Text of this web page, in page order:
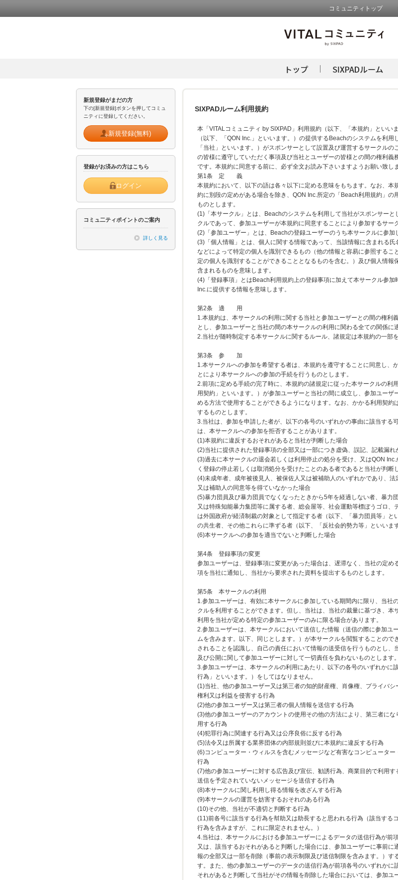
コミュニティトップ
新規登録がまだの方
下の[新規登録]ボタンを押してコミュ
ニティに登録してください。
新規登録(無料)
登録がお済みの方はこちら
ログイン
コミュ二ティポイントのご案内
詳しく見る
SIXPADルーム利用規約
本「VITALコミュニティ by SIXPAD」利用規約（以下、「本規約」といい
（以下、「QON Inc.」といいます。）の提供するBeachのシステムを利用
「当社」といいます。）がスポンサーとして設置及び運営するサークルの
の皆様に遵守していただく事項及び当社とユーザーの皆様との間の権利義
です。本規約に同意する前に、必ず全文お読み下さいますようお願い致しま
第1条 定 義
本規約において、以下の語は各々以下に定める意味をもちます。なお、本
約に別段の定めがある場合を除き、QON Inc.所定の「Beach利用規約」の
ものとします。
(1)「本サークル」とは、Beachのシステムを利用して当社がスポンサーと
クルであって、参加ユーザーが本規約に同意することにより参加するサー
(2)「参加ユーザー」とは、Beachの登録ユーザーのうち本サークルに参加
(3)「個人情報」とは、個人に関する情報であって、当該情報に含まれる氏
などによって特定の個人を識別できるもの（他の情報と容易に参照するこ
定の個人を識別することができることとなるものを含む。）及び個人情報
含まれるものを意味します。
(4)「登録事項」とはBeach利用規約上の登録事項に加えて本サークル参加
Inc.に提供する情報を意味します。
第2条 適 用
1.本規約は、本サークルの利用に関する当社と参加ユーザーとの間の権利
とし、参加ユーザーと当社の間の本サークルの利用に関わる全ての関係に
2.当社が随時制定する本サークルに関するルール、諸規定は本規約の一部
第3条 参 加
1.本サークルへの参加を希望する者は、本規約を遵守することに同意し、
とにより本サークルへの参加の手続を行うものとします。
2.前項に定める手続の完了時に、本規約の諸規定に従った本サークルの利
用契約」といいます。）が参加ユーザーと当社の間に成立し、参加ユーザ
める方法で使用することができるようになります。なお、かかる利用契約
するものとします。
3.当社は、参加を申請した者が、以下の各号のいずれかの事由に該当する
は、本サークルへの参加を拒否することがあります。
(1)本規約に違反するおそれがあると当社が判断した場合
(2)当社に提供された登録事項の全部又は一部につき虚偽、誤記、記載漏れ
(3)過去に本サークルの退会若しくは利用停止の処分を受け、又はQON
く登録の停止若しくは取消処分を受けたことのある者であると当社が判断
(4)未成年者、成年被後見人、被保佐人又は被補助人のいずれかであり、法
又は補助人の同意等を得ていなかった場合
(5)暴力団員及び暴力団員でなくなったときから5年を経過しない者、暴力
又は特殊知能暴力集団等に属する者、総会屋等、社会運動等標ぼうゴロ、
は外国政府が経済制裁の対象として指定する者（以下、「暴力団員等」と
の共生者、その他これらに準ずる者（以下、「反社会的勢力等」といいま
(6)本サークルへの参加を適当でないと判断した場合
第4条 登録事項の変更
参加ユーザーは、登録事項に変更があった場合は、遅滞なく、当社の定め
項を当社に通知し、当社から要求された資料を提出するものとします。
第5条 本サークルの利用
1.参加ユーザーは、有効に本サークルに参加している期間内に限り、当社
クルを利用することができます。但し、当社は、当社の裁量に基づき、本
利用を当社が定める特定の参加ユーザーのみに限る場合があります。
2.参加ユーザーは、本サークルにおいて送信した情報（送信の際に参加ユ
ムを含みます。以下、同じとします。）が本サークルを閲覧することので
されることを認識し、自己の責任において情報の送受信を行うものとし、
及び公開に関して参加ユーザーに対して一切責任を負わないものとします。
3.参加ユーザーは、本サークルの利用にあたり、以下の各号のいずれかに
行為」といいます。）をしてはなりません。
(1)当社、他の参加ユーザー又は第三者の知的財産権、肖像権、プライバ
権利又は利益を侵害する行為
(2)他の参加ユーザー又は第三者の個人情報を送信する行為
(3)他の参加ユーザーのアカウントの使用その他の方法により、第三者にな
用する行為
(4)犯罪行為に関連する行為又は公序良俗に反する行為
(5)法令又は所属する業界団体の内部規則並びに本規約に違反する行為
(6)コンピューター・ウィルスを含むメッセージなど有害なコンピューター
行為
(7)他の参加ユーザーに対する広告及び宣伝、勧誘行為、商業目的で利用
送信を予定されていないメッセージを送信する行為
(8)本サークルに関し利用し得る情報を改ざんする行為
(9)本サークルの運営を妨害するおそれのある行為
(10)その他、当社が不適切と判断する行為
(11)前各号に該当する行為を幇助又は助長すると思われる行為（該当する
行為を含みますが、これに限定されません。）
4.当社は、本サークルにおける参加ユーザーによるデータの送信行為が前
又は、該当するおそれがあると判断した場合には、参加ユーザーに事前に
報の全部又は一部を削除（事前の表示制限及び送信制限を含みます。）す
す。また、他の参加ユーザーのデータの送信行為が前項各号のいずれかに
それがあると判断して当社がその情報を削除した場合においては、参加ユ